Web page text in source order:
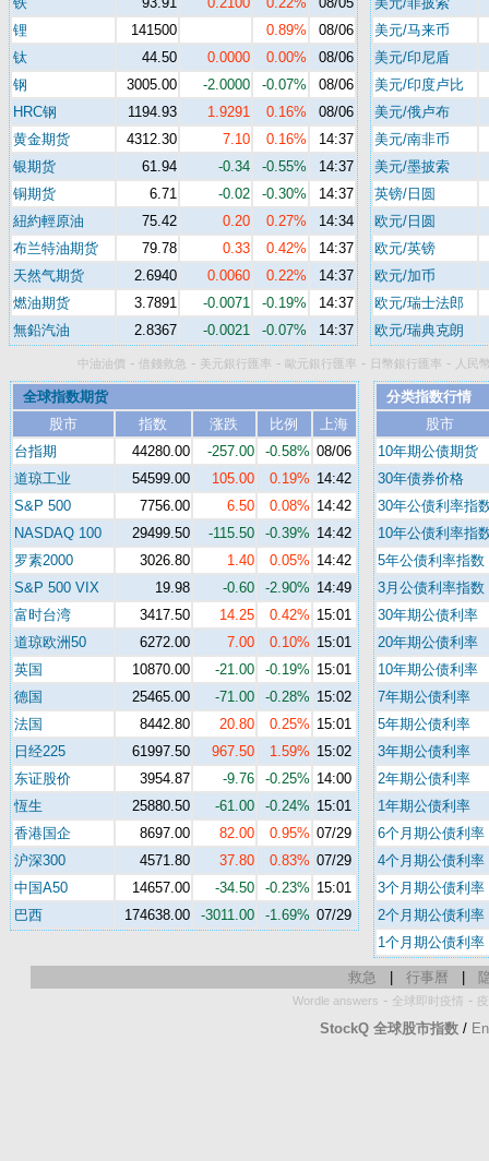
锂
141500 0.89%
08/06
钛
44.50 0.0000 0.00%
08/06
钢
3005.00 -2.0000 -0.07%
08/06
HRC钢
1194.93 1.9291 0.16%
08/06
黄金期货
4312.30 7.10 0.16%
14:37
银期货
61.94 -0.34 -0.55%
14:37
铜期货
6.71 -0.02 -0.30%
14:37
紐約輕原油
75.42 0.20 0.27%
14:34
布兰特油期货
79.78 0.33 0.42%
14:37
天然气期货
2.6940 0.0060 0.22%
14:37
燃油期货
3.7891 -0.0071 -0.19%
14:37
無鉛汽油
2.8367 -0.0021 -0.07% 14:37
美元/马来币
美元/印尼盾
美元/印度卢比
美元/俄卢布
美元/南非币
美元/墨披索
英镑/日圆
欧元/日圆
欧元/英镑
欧元/加币
欧元/瑞士法郎
欧元/瑞典克朗
中油油價 - 借錢救急 - 美元銀行匯率 - 歐元銀行匯率 - 日幣銀行匯率 - 人民
全球指数期货
股市
指数 涨跌 比例
上海
台指期
44280.00 -257.00 -0.58% 08/06
道琼工业
54599.00 105.00 0.19% 14:42
S&P 500
7756.00 6.50 0.08% 14:42
NASDAQ 100
29499.50 -115.50 -0.39% 14:42
罗素2000
3026.80 1.40 0.05% 14:42
S&P 500 VIX
19.98 -0.60 -2.90% 14:49
富时台湾
3417.50 14.25 0.42% 15:01
道琼欧洲50
6272.00 7.00 0.10% 15:01
英国
10870.00 -21.00 -0.19% 15:01
德国
25465.00 -71.00 -0.28% 15:02
法国
8442.80 20.80 0.25% 15:01
日经225
61997.50 967.50 1.59% 15:02
东证股价
3954.87 -9.76 -0.25% 14:00
恆生
25880.50 -61.00 -0.24% 15:01
香港国企
8697.00 82.00 0.95% 07/29
沪深300
4571.80 37.80 0.83% 07/29
中国A50
14657.00 -34.50 -0.23% 15:01
巴西
174638.00 -3011.00 -1.69% 07/29
分类指数行情
股市
10年期公债期货
30年债券价格
30年公债利率指
10年公债利率指
5年公债利率指数
3月公债利率指数
30年期公债利率
20年期公债利率
10年期公债利率
7年期公债利率
5年期公债利率
3年期公债利率
2年期公债利率
1年期公债利率
6个月期公债利率
4个月期公债利率
3个月期公债利率
2个月期公债利率
1个月期公债利率
救急 行事曆
Wordle answers - 全球即时疫情 -
StockQ 全球股市指数/